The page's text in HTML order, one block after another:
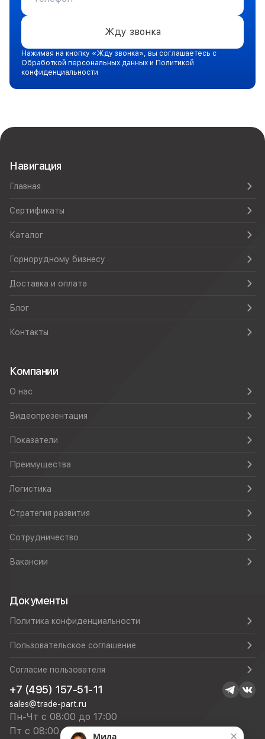
Жду звонка
Нажимая на кнопку «Жду звонка», вы соглашаетесь с
Обработкой персональных данных и Политикой
конфиденциальности
Навигация
Главная
Сертификаты
Каталог
Горнорудному бизнесу
Доставка и оплата
Блог
Контакты
Компании
О нас
Видеопрезентация
Показатели
Преимущества
Логистика
Стратегия развития
Сотрудничество
Вакансии
Документы
Политика конфиденциальности
Пользовательское соглашение
Согласие пользователя
+7 (495) 157-51-11
sales@trade-part.ru
Пн-Чт с 08:00 до 17:00
Пт с 08:00 до 16:00
×
Мила